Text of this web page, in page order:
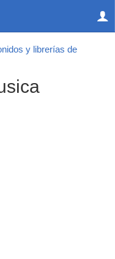
y librerías de